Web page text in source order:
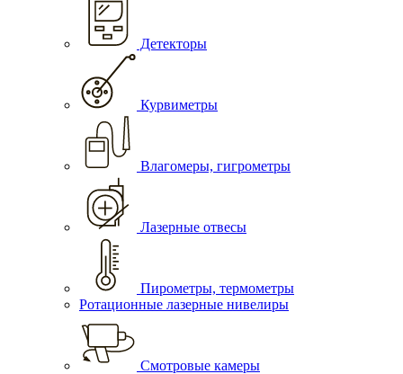
Детекторы
Курвиметры
Влагомеры, гигрометры
Лазерные отвесы
Пирометры, термометры
Ротационные лазерные нивелиры
Смотровые камеры